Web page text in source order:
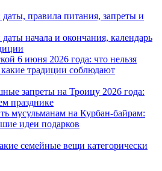
правила питания, запреты и
начала и окончания, календарь
6 июня 2026 года: что нельзя
традиции соблюдают
запреты на Троицу 2026 года:
празднике
мусульманам на Курбан-байрам:
идеи подарков
семейные вещи категорически